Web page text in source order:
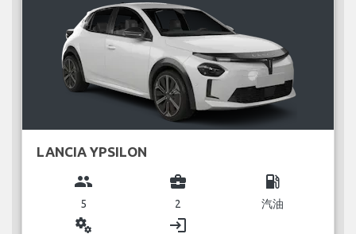
LANCIA YPSILON
group
5
business_center
2
local_gas_station
汽油
miscellaneous_services login